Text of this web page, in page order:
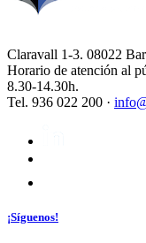
Claravall 1-3. 08022
Horario de atención al
8.30-14.30h.
Tel. 936 022 200 ·
¡Síguenos!